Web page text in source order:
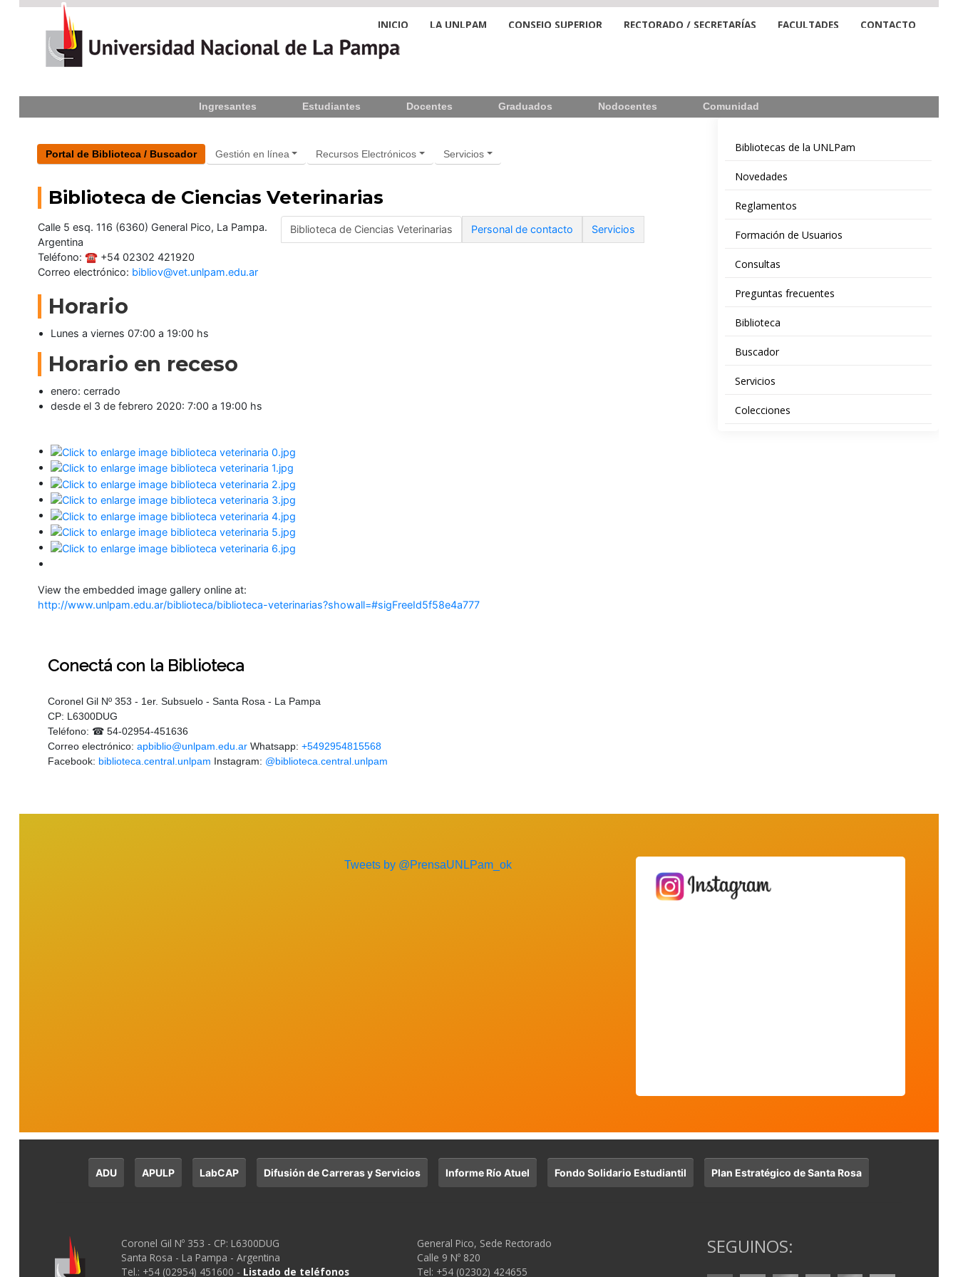
Consejo
Superior
Rectorado
Secretarías
Facultades
Contacto
Seguínos
en:
INICIO LA UNLPAM CONSEJO SUPERIOR RECTORADO / SECRETARÍAS FACULTADES CONTACTO
Ingresantes Estudiantes Docentes Graduados Nodocentes Comunidad
Portal de Biblioteca / Buscador Gestión en línea Recursos Electrónicos Servicios
Biblioteca de Ciencias Veterinarias
Biblioteca de Ciencias Veterinarias Personal de contacto Servicios
Calle 5 esq. 116 (6360) General Pico, La Pampa.
Argentina
Teléfono: ☎ +54 02302 421920
Correo electrónico: bibliov@vet.unlpam.edu.ar
Horario
Lunes a viernes 07:00 a 19:00 hs
Horario en receso
enero: cerrado
desde el 3 de febrero 2020: 7:00 a 19:00 hs
View the embedded image gallery online at:
http://www.unlpam.edu.ar/biblioteca/biblioteca-veterinarias?showall=#sigFreeId5f58e4a777
Conectá con la Biblioteca
Coronel Gil Nº 353 - 1er. Subsuelo - Santa Rosa - La Pampa
CP: L6300DUG
Teléfono: ☎ 54-02954-451636
Correo electrónico: apbiblio@unlpam.edu.arWhatsapp: +5492954815568
Facebook: biblioteca.central.unlpam Instagram: @biblioteca.central.unlpam
Bibliotecas de la UNLPam
Novedades
Reglamentos
Formación de Usuarios
Consultas
Preguntas frecuentes
Biblioteca
Buscador
Servicios
Colecciones
Tweets by @PrensaUNLPam_ok
ADU APULP LabCAP Difusión de Carreras y Servicios Informe Río Atuel Fondo Solidario Estudiantil Plan Estratégico de Santa Rosa
Coronel Gil Nº 353 - CP: L6300DUG
Santa Rosa - La Pampa - Argentina
Tel.: +54 (02954) 451600 - Listado de teléfonos
General Pico, Sede Rectorado
Calle 9 Nº 820
Tel: +54 (02302) 424655
SEGUINOS: